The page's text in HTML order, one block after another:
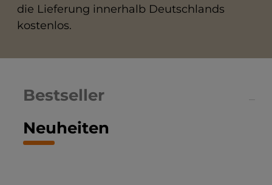
die Lieferung innerhalb Deutschlands
kostenlos.
Neuheiten
Bestseller